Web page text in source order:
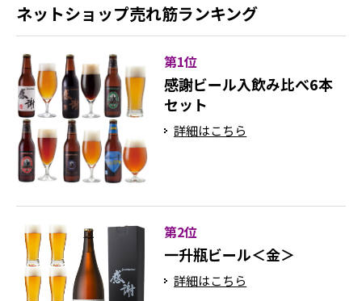
ネットショップ売れ筋ランキング
第1位
感謝ビール入飲み比べ6本
セット
詳細はこちら
第2位
一升瓶ビール＜金＞
詳細はこちら